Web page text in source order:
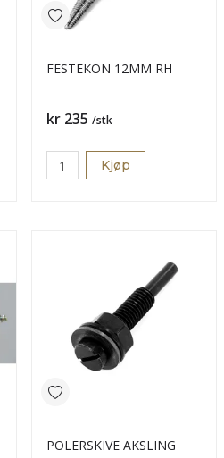
FESTEKON 12MM RH
Pris
kr 235 /stk
Kjøp
POLERSKIVE AKSLING